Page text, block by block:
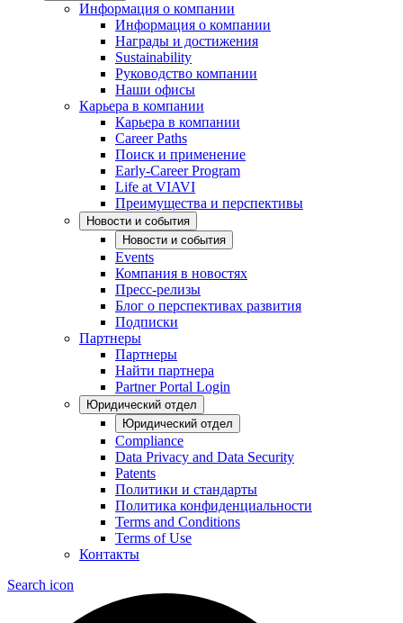
Информация о компании
Информация о компании
Награды и достижения
Sustainability
Руководство компании
Наши офисы
Карьера в компании
Карьера в компании
Career Paths
Поиск и применение
Early-Career Program
Life at VIAVI
Преимущества и перспективы
Новости и события
Новости и события
Events
Компания в новостях
Пресс-релизы
Блог о перспективах развития
Подписки
Партнеры
Партнеры
Найти партнера
Partner Portal Login
Юридический отдел
Юридический отдел
Compliance
Data Privacy and Data Security
Patents
Политики и стандарты
Политика конфиденциальности
Terms and Conditions
Terms of Use
Контакты
Search icon